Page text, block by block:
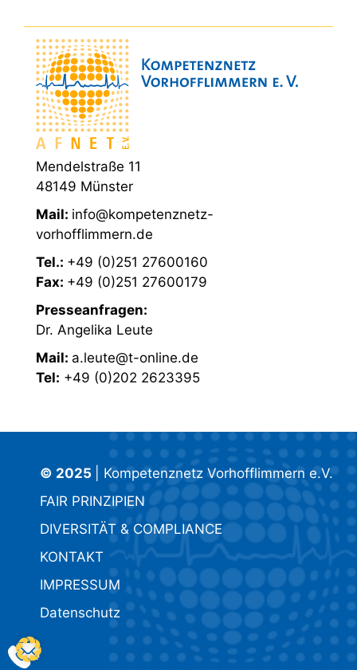
Mendelstraße 11
48149 Münster
Mail: info@kompetenznetz-
vorhofflimmern.de
Tel.: +49 (0)251 27600160
Fax: +49 (0)251 27600179
Presseanfragen:
Dr. Angelika Leute
Mail: a.leute@t-online.de
Tel: +49 (0)202 2623395
© 2025
| Kompetenznetz Vorhofflimmern e.V.
FAIR PRINZIPIEN
DIVERSITÄT & COMPLIANCE
KONTAKT
IMPRESSUM
Datenschutz